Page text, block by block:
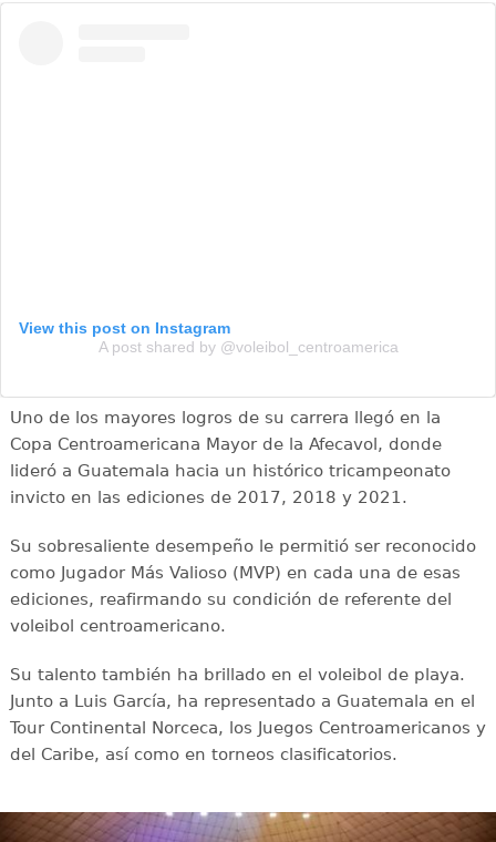
View this post on Instagram
A post shared by @voleibol_centroamerica
Uno de los mayores logros de su carrera llegó en la
Copa Centroamericana Mayor de la Afecavol, donde
lideró a Guatemala hacia un histórico tricampeonato
invicto en las ediciones de 2017, 2018 y 2021.
Su sobresaliente desempeño le permitió ser reconocido
como Jugador Más Valioso (MVP) en cada una de esas
ediciones, reafirmando su condición de referente del
voleibol centroamericano.
Su talento también ha brillado en el voleibol de playa.
Junto a Luis García, ha representado a Guatemala en el
Tour Continental Norceca, los Juegos Centroamericanos y
del Caribe, así como en torneos clasificatorios.